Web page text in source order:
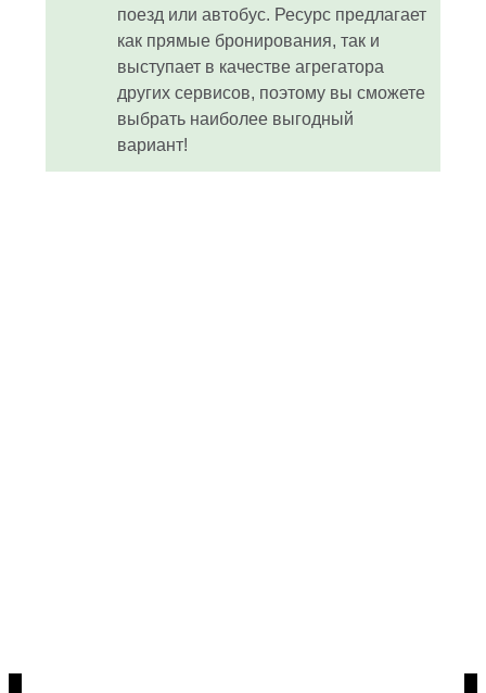
поезд или автобус. Ресурс предлагает
как прямые бронирования, так и
выступает в качестве агрегатора
других сервисов, поэтому вы сможете
выбрать наиболее выгодный
вариант!